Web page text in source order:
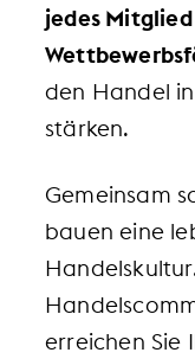
jedes
den Handel
stärken.
Gemeinsam
bauen eine
erreichen Sie